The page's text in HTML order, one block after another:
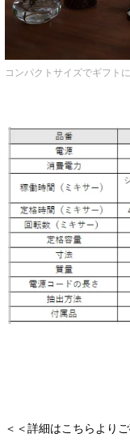
コンパクトサイズでギフト
＜＜詳細はこちらより